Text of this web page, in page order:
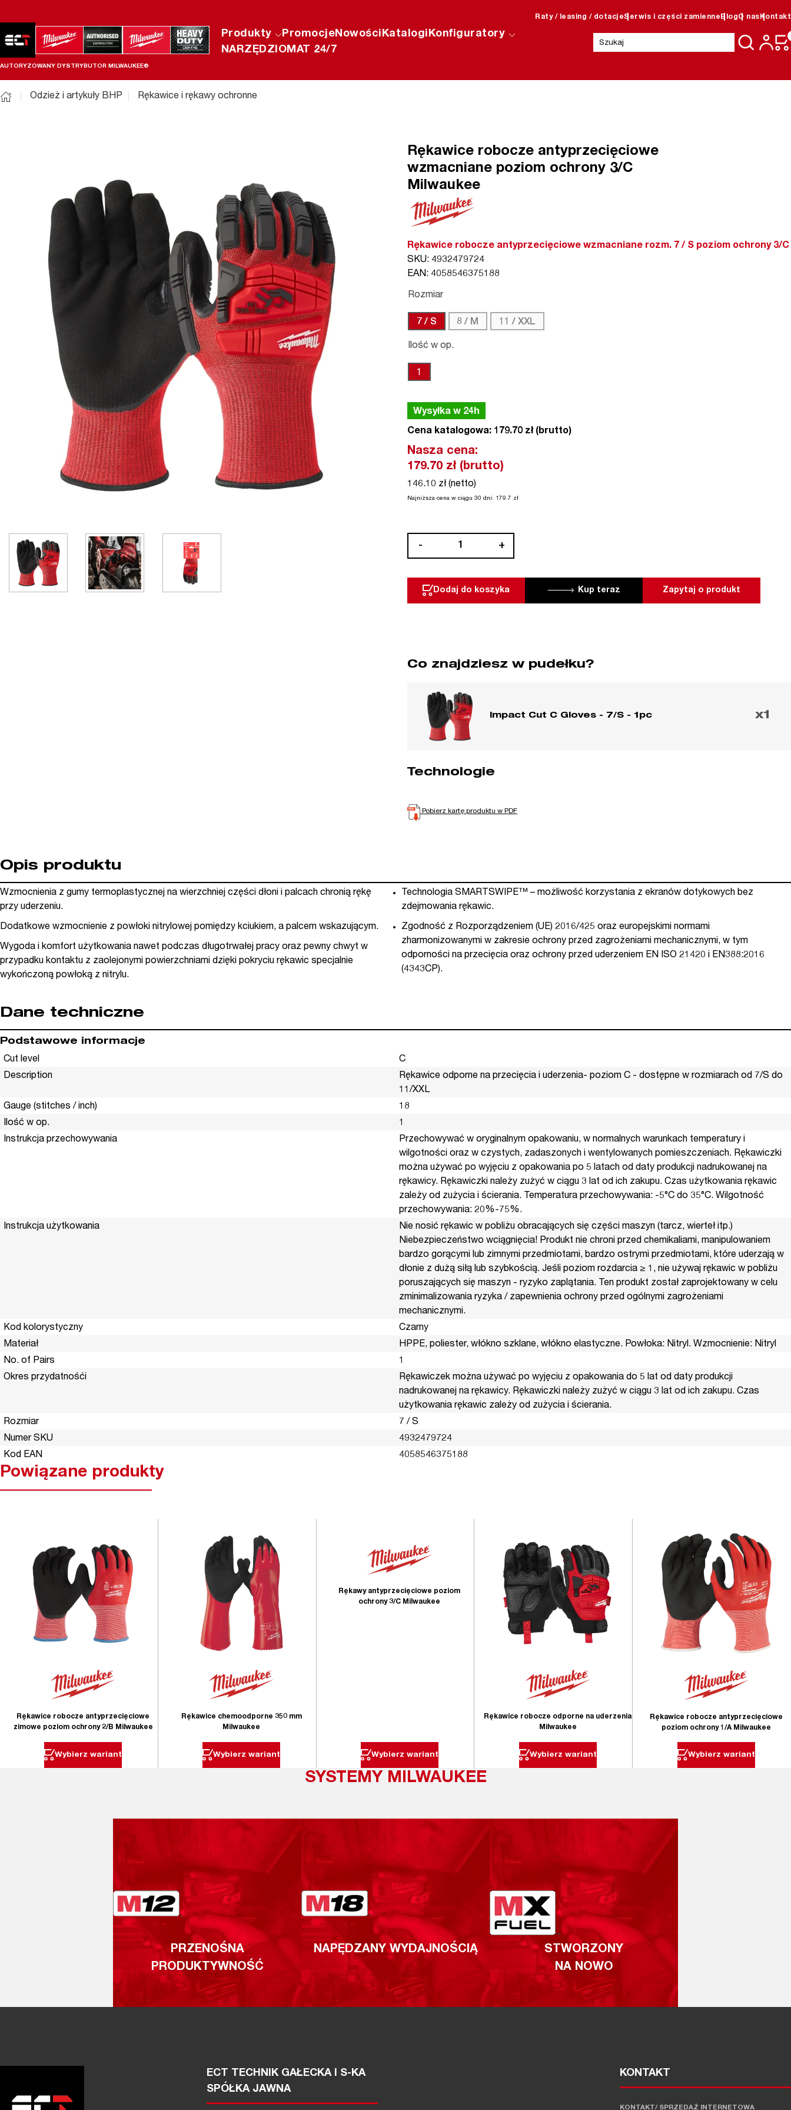
Raty / leasing / dotacjeSerwis i części zamienne BlogO nas Kontakt
AUTORYZOWANY DYSTRYBUTOR MILWAUKEE®
Produkty PromocjeNowościKatalogiKonfiguratory
NARZĘDZIOMAT 24/7
Szukaj:
Odzież i artykuły BHP Rękawice i rękawy ochronne
Rękawice robocze antyprzecięciowe
wzmacniane poziom ochrony 3/C
Milwaukee
Rękawice robocze antyprzecięciowe wzmacniane rozm. 7 / S poziom ochrony 3/C
SKU: 4932479724
EAN: 4058546375188
Rozmiar
7 / S 8 / M 11 / XXL
Ilość w op.
1
Wysyłka w 24h
Cena katalogowa: 179.70 zł (brutto)
Nasza cena:
179.70 zł (brutto)
146.10 zł (netto)
Najniższa cena w ciągu 30 dni: 179.7 zł
-
antyprzecięciowe
wzmacniane
+
Dodaj do koszyka Zapytaj o produkt
Kup teraz
Co znajdziesz w pudełku?
Impact Cut C Gloves - 7/S - 1pc x1
Technologie
Pobierz kartę produktu w PDF
Opis produktu
Wzmocnienia z gumy termoplastycznej na wierzchniej części dłoni i palcach chronią rękę
przy uderzeniu.
Dodatkowe wzmocnienie z powłoki nitrylowej pomiędzy kciukiem, a palcem wskazującym.
Wygoda i komfort użytkowania nawet podczas długotrwałej pracy oraz pewny chwyt w
przypadku kontaktu z zaolejonymi powierzchniami dzięki pokryciu rękawic specjalnie
wykończoną powłoką z nitrylu.
Technologia SMARTSWIPE™ – możliwość korzystania z ekranów dotykowych bez
zdejmowania rękawic.
Zgodność z Rozporządzeniem (UE) 2016/425 oraz europejskimi normami
zharmonizowanymi w zakresie ochrony przed zagrożeniami mechanicznymi, w tym
odporności na przecięcia oraz ochrony przed uderzeniem EN ISO 21420 i EN388:2016
(4343CP).
Dane techniczne
Podstawowe informacje
Cut level
C
Description
Rękawice odporne na przecięcia i uderzenia- poziom C - dostępne w rozmiarach od 7/S do
11/XXL
Gauge (stitches / inch)
18
Ilość w op.
1
Instrukcja przechowywania
Przechowywać w oryginalnym opakowaniu, w normalnych warunkach temperatury i
wilgotności oraz w czystych, zadaszonych i wentylowanych pomieszczeniach. Rękawiczki
można używać po wyjęciu z opakowania po 5 latach od daty produkcji nadrukowanej na
rękawicy. Rękawiczki należy zużyć w ciągu 3 lat od ich zakupu. Czas użytkowania rękawic
zależy od zużycia i ścierania. Temperatura przechowywania: -5°C do 35°C. Wilgotność
przechowywania: 20%-75%.
Instrukcja użytkowania
Nie nosić rękawic w pobliżu obracających się części maszyn (tarcz, wierteł itp.)
Niebezpieczeństwo wciągnięcia! Produkt nie chroni przed chemikaliami, manipulowaniem
bardzo gorącymi lub zimnymi przedmiotami, bardzo ostrymi przedmiotami, które uderzają w
dłonie z dużą siłą lub szybkością. Jeśli poziom rozdarcia ≥ 1, nie używaj rękawic w pobliżu
poruszających się maszyn - ryzyko zaplątania. Ten produkt został zaprojektowany w celu
zminimalizowania ryzyka / zapewnienia ochrony przed ogólnymi zagrożeniami
mechanicznymi.
Kod kolorystyczny
Czarny
Materiał
HPPE, poliester, włókno szklane, włókno elastyczne. Powłoka: Nitryl. Wzmocnienie: Nitryl
No. of Pairs
1
Okres przydatnośći
Rękawiczek można używać po wyjęciu z opakowania do 5 lat od daty produkcji
nadrukowanej na rękawicy. Rękawiczki należy zużyć w ciągu 3 lat od ich zakupu. Czas
użytkowania rękawic zależy od zużycia i ścierania.
Rozmiar
7 / S
Numer SKU
4932479724
Kod EAN
4058546375188
Powiązane produkty
Rękawice robocze antyprzecięciowe
zimowe poziom ochrony 2/B Milwaukee
Wybierz wariant
Rękawice chemoodporne 350 mm
Milwaukee
Wybierz wariant
Rękawy antyprzecięciowe poziom
ochrony 3/C Milwaukee
Wybierz wariant
Rękawice robocze odporne na uderzenia
Milwaukee
Wybierz wariant
Rękawice robocze antyprzecięciowe
poziom ochrony 1/A Milwaukee
Wybierz wariant
SYSTEMY MILWAUKEE
PRZENOŚNA
PRODUKTYWNOŚĆ
NAPĘDZANY WYDAJNOŚCIĄ
STWORZONY
NA NOWO
ECT TECHNIK GAŁECKA I S-KA
SPÓŁKA JAWNA
KONTAKT
KONTAKT/ SPRZEDAŻ INTERNETOWA